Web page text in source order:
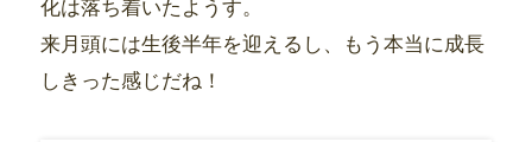
化は落ち着いたようす。
来月頭には生後半年を迎えるし、もう本当に成長
しきった感じだね！